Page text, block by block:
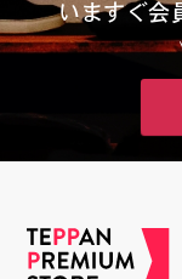
いますぐ会